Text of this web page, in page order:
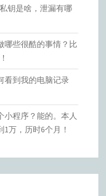
钥是啥，泄漏有哪
哪些很酷的事情？比
看到我的电脑记录
小程序？能的。本人
万，历时6个月！